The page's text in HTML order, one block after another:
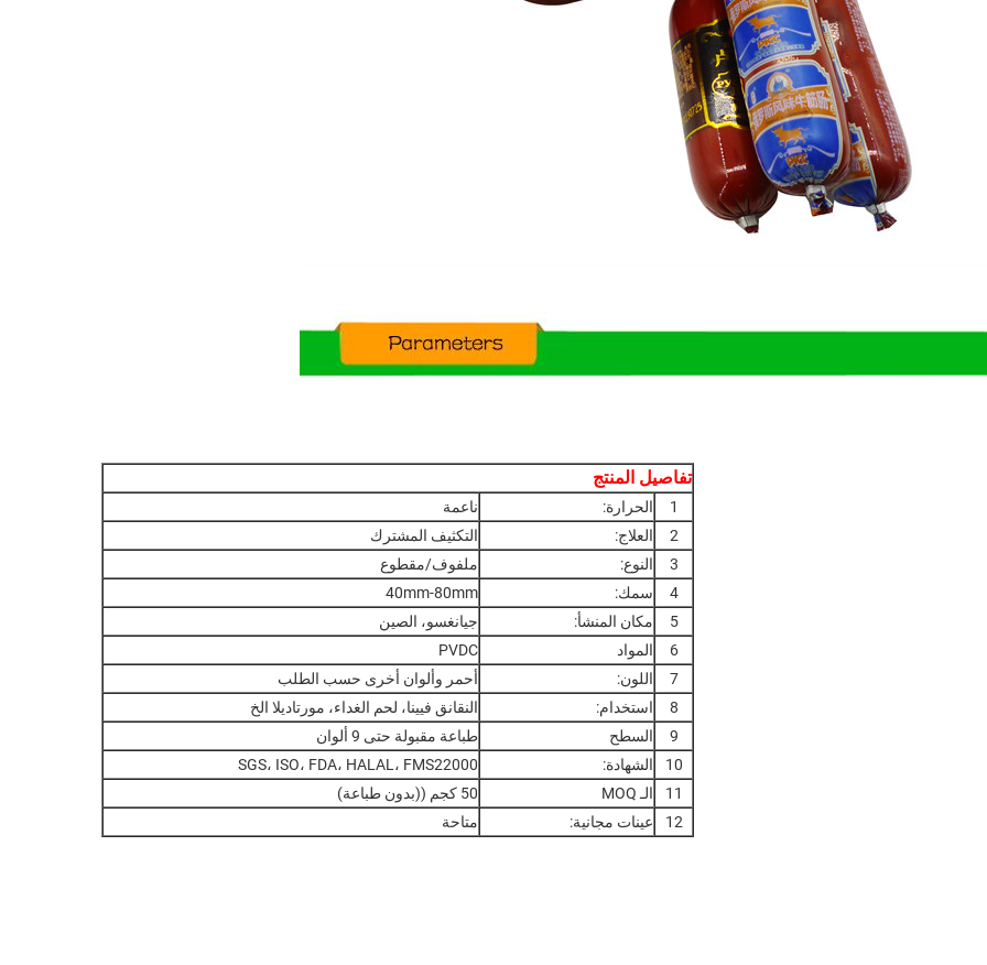
تفاصيل المنتج
1 الحرارة:
ناعمة
2
العلاج:
التكثيف المشترك
3
النوع:
ملفوف/مقطوع
4
سمك:
40mm-80mm
5
مكان المنشأ:
جيانغسو، الصين
6
المواد
PVDC
7
اللون:
أحمر وألوان أخرى حسب الطلب
8
استخدام:
النقانق فيينا، لحم الغداء، مورتاديلا الخ
9
السطح
طباعة مقبولة حتى 9 ألوان
10
الشهادة:
SGS، ISO، FDA، HALAL، FMS22000
11
الـ MOQ
50 كجم ((بدون طباعة)
12
عينات مجانية: متاحة